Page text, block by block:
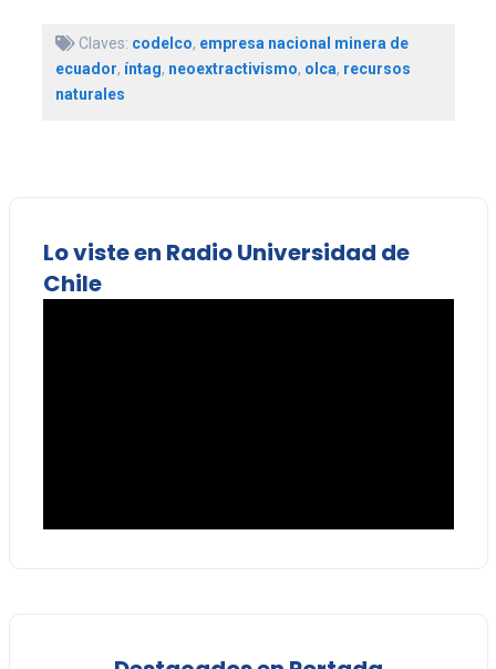
Claves: codelco, empresa nacional minera de
ecuador, íntag, neoextractivismo, olca, recursos
naturales
Lo viste en Radio Universidad de
Chile